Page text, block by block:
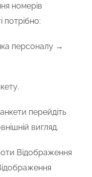
номерів
потрібно:
персоналу →
перейдіть
вигляд.
Відображення